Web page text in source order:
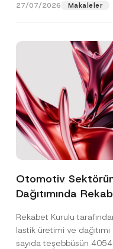
27/07/2026 Makaleler
Otomotiv
Dağıtımında
Cezasına
Rekabet Kurulu
lastik üretimi ve
sayıda teşebbüsün 4054